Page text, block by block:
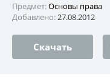
Предмет:Основы права
Добавлено:27.08.2012
Скачать